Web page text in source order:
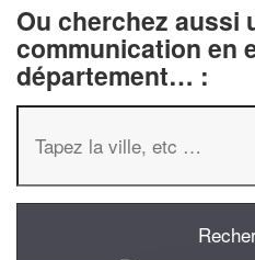
Ou cherchez aussi
communication en
département… :